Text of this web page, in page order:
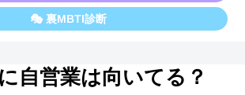
🎭 裏MBTI診断
自営業は向いてる？